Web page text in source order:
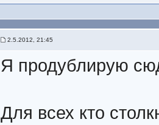
2.5.2012, 21:45
Я продублирую
Для всех кто